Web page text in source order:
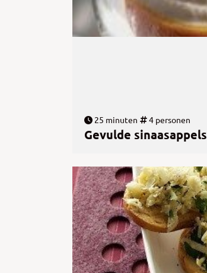
25 minuten 4 personen
Gevulde sinaasappels